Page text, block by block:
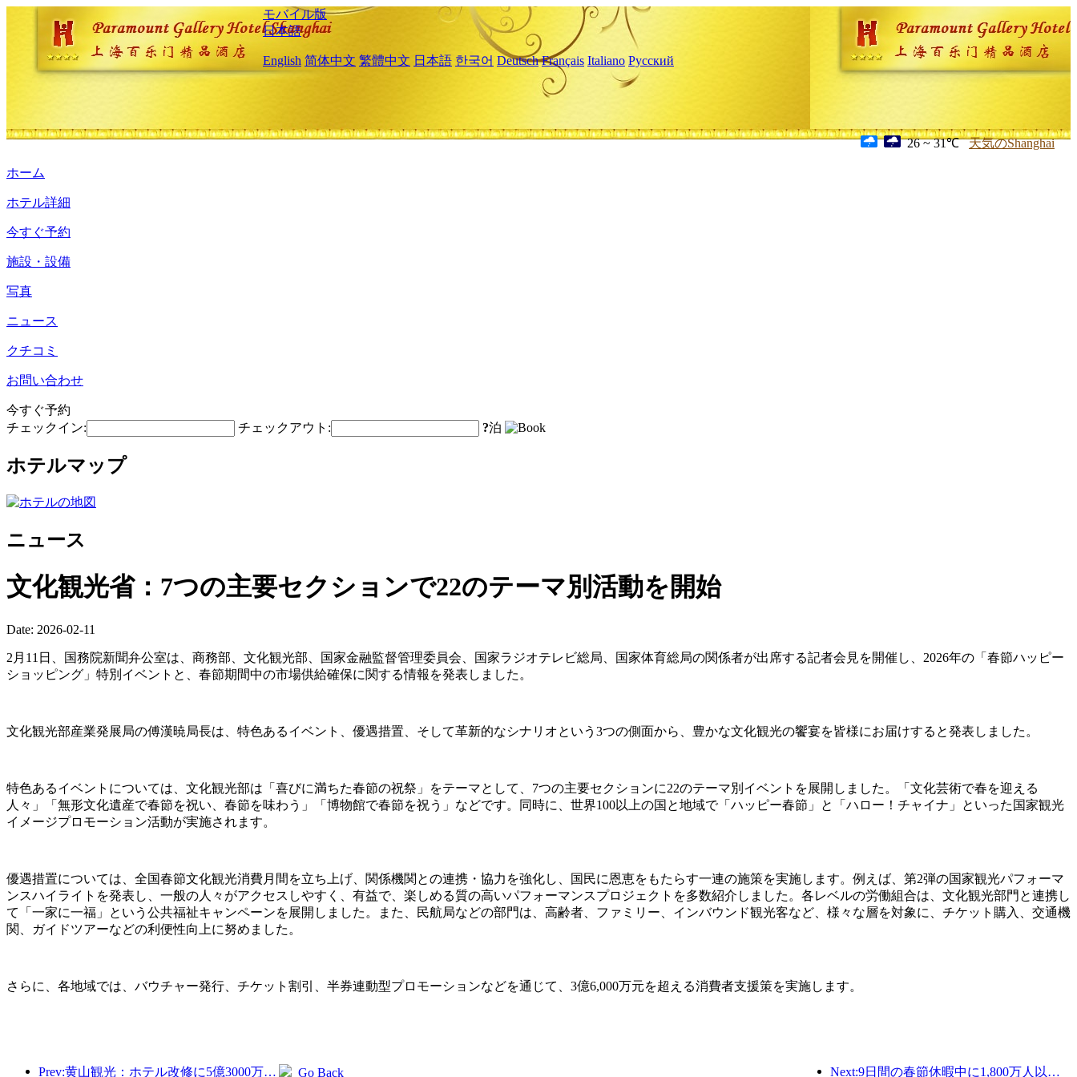
モバイル版
日本語
English 简体中文 繁體中文 日本語 한국어 Deutsch Français Italiano Русский
26 ~ 31℃ 天気のShanghai
ホーム
ホテル詳細
今すぐ予約
施設・設備
写真
ニュース
クチコミ
お問い合わせ
今すぐ予約
チェックイン:
チェックアウト: ?泊
ホテルマップ
ニュース
文化観光省：7つの主要セクションで22のテーマ別活動を開始
Date: 2026-02-11
2月11日、国務院新聞弁公室は、商務部、文化観光部、国家金融監督管理委員会、国家ラジオテレビ総局、国家体育総局の関係者が出席する記者会見を開催し、2026年の「春節ハッピー
ショッピング」特別イベントと、春節期間中の市場供給確保に関する情報を発表しました。
文化観光部産業発展局の傅漢暁局長は、特色あるイベント、優遇措置、そして革新的なシナリオという3つの側面から、豊かな文化観光の饗宴を皆様にお届けすると発表しました。
特色あるイベントについては、文化観光部は「喜びに満ちた春節の祝祭」をテーマとして、7つの主要セクションに22のテーマ別イベントを展開しました。「文化芸術で春を迎える
人々」「無形文化遺産で春節を祝い、春節を味わう」「博物館で春節を祝う」などです。同時に、世界100以上の国と地域で「ハッピー春節」と「ハロー！チャイナ」といった国家観光
イメージプロモーション活動が実施されます。
優遇措置については、全国春節文化観光消費月間を立ち上げ、関係機関との連携・協力を強化し、国民に恩恵をもたらす一連の施策を実施します。例えば、第2弾の国家観光パフォーマ
ンスハイライトを発表し、一般の人々がアクセスしやすく、有益で、楽しめる質の高いパフォーマンスプロジェクトを多数紹介しました。各レベルの労働組合は、文化観光部門と連携し
て「一家に一福」という公共福祉キャンペーンを展開しました。また、民航局などの部門は、高齢者、ファミリー、インバウンド観光客など、様々な層を対象に、チケット購入、交通機
関、ガイドツアーなどの利便性向上に努めました。
さらに、各地域では、バウチャー発行、チケット割引、半券連動型プロモーションなどを通じて、3億6,000万元を超える消費者支援策を実施します。
Prev:黄山観光：ホテル改修に5億3000万元を投資する計画 Next:9日間の春節休暇中に1,800万人以上が国内外を旅行すると予想されている。
Go Back